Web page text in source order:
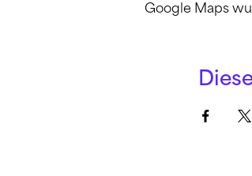
Google Maps